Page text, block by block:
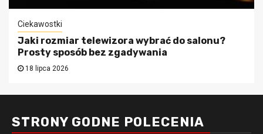
Ciekawostki
Jaki rozmiar telewizora wybrać do salonu?
Prosty sposób bez zgadywania
18 lipca 2026
STRONY GODNE POLECENIA